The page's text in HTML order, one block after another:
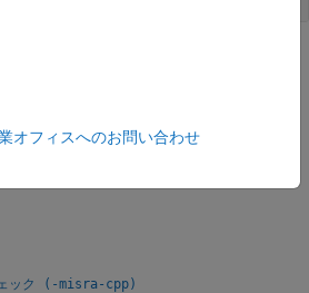
ック (-misra-cpp)
オフィスへのお問い合わせ